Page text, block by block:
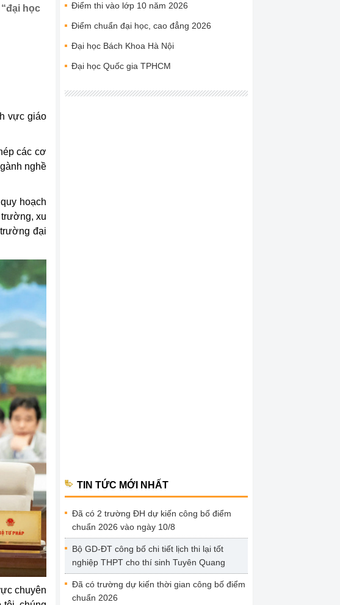
học
vực giáo
các cơ
nghề
hoạch
xu
đại
chuyên
Điểm thi vào lớp 10 năm 2026
Điểm chuẩn đại học, cao đẳng 2026
Đại học Bách Khoa Hà Nội
Đại học Quốc gia TPHCM
TIN TỨC MỚI NHẤT
Đã có 2 trường ĐH dự kiến công bố điểm
chuẩn 2026 vào ngày 10/8
Bộ GD-ĐT công bố chi tiết lịch thi lại tốt
nghiệp THPT cho thí sinh Tuyên Quang
Đã có trường dự kiến thời gian công bố điểm
chuẩn 2026